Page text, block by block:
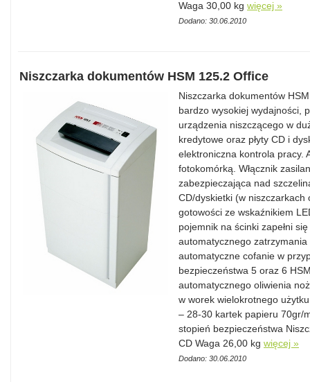
Waga 30,00 kg więcej »
Dodano: 30.06.2010
Niszczarka dokumentów HSM 125.2 Office
Niszczarka dokumentów
bardzo wysokiej wydajności,
urządzenia niszczącego w
kredytowe oraz płyty CD i
elektroniczna kontrola pracy.
fotokomórką. Włącznik
zabezpieczająca nad
CD/dyskietki (w
gotowości ze wskaźnikiem
pojemnik na ścinki zapełni
automatycznego
automatyczne cofanie w
bezpieczeństwa 5 oraz 6
automatycznego oliwienia
w worek wielokrotnego
– 28-30 kartek papieru 70gr/
stopień bezpieczeństwa
CD Waga 26,00 kg więcej »
Dodano: 30.06.2010